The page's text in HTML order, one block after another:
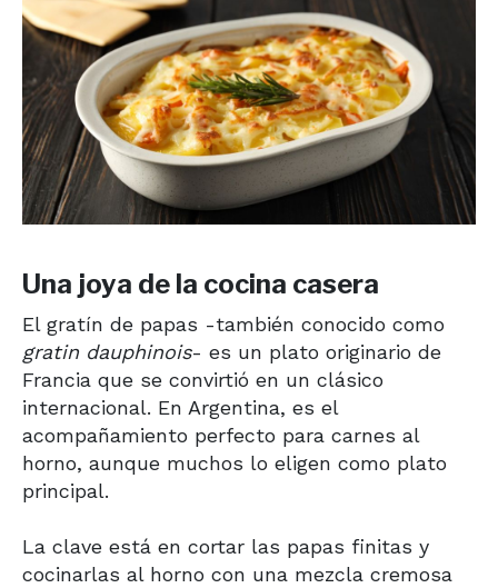
Una joya de la cocina casera
El gratín de papas -también conocido como
gratin dauphinois- es un plato originario de
Francia que se convirtió en un clásico
internacional. En Argentina, es el
acompañamiento perfecto para carnes al
horno, aunque muchos lo eligen como plato
principal.
La clave está en cortar las papas finitas y
cocinarlas al horno con una mezcla cremosa